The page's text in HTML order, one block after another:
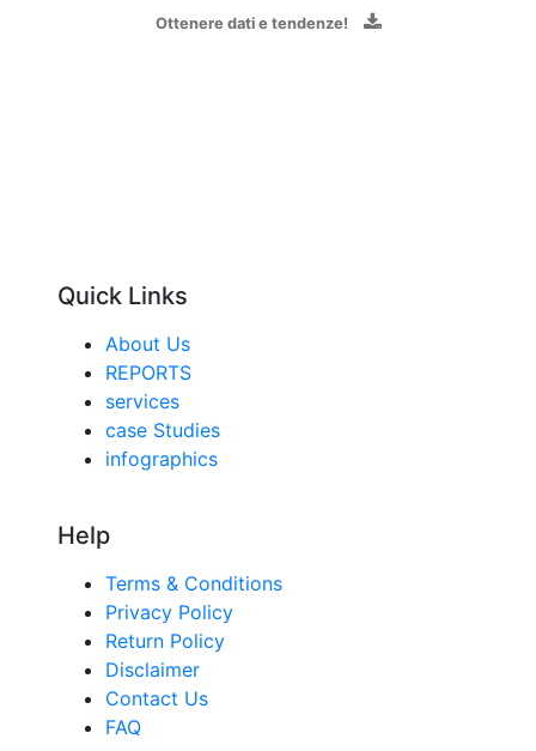
Ottenere dati e tendenze!
Quick Links
About Us
REPORTS
services
case Studies
infographics
Help
Terms & Conditions
Privacy Policy
Return Policy
Disclaimer
Contact Us
FAQ